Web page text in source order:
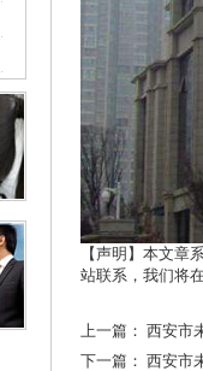
【声明】本文章
站联系，我们将
上一篇： 西安市
下一篇： 西安市